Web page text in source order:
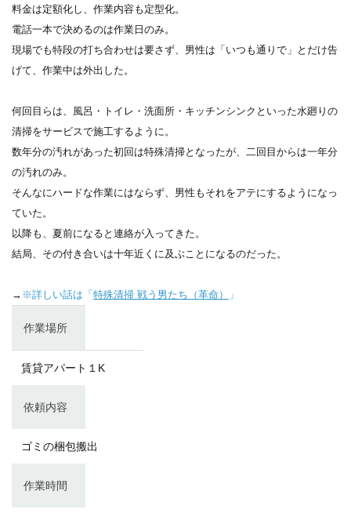
料金は定額化し、作業内容も定型化。
電話一本で決めるのは作業日のみ。
現場でも特段の打ち合わせは要さず、男性は「いつも通りで」とだけ告
げて、作業中は外出した。
何回目らは、風呂・トイレ・洗面所・キッチンシンクといった水廻りの
清掃をサービスで施工するように。
数年分の汚れがあった初回は特殊清掃となったが、二回目からは一年分
の汚れのみ。
そんなにハードな作業にはならず、男性もそれをアテにするようになっ
ていた。
以降も、夏前になると連絡が入ってきた。
結局、その付き合いは十年近くに及ぶことになるのだった。
→ ※詳しい話は「 特殊清掃 戦う男たち（革命） 」
作業場所
賃貸アパート１K
依頼内容
ゴミの梱包搬出
作業時間